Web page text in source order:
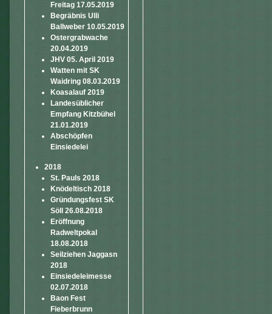
Freitag 17.05.2019
Begräbnis Ulli
Ballweber 10.05.2019
Ostergrabwache
20.04.2019
JHV 05. April 2019
Watten mit SK
Waidring 08.03.2019
Koasalauf 2019
Landesüblicher
Empfang Kitzbühel
21.01.2019
Abschöpfen
Einsiedelei
2018
St. Pauls 2018
Knödeltisch 2018
Gründungsfest SK
Söll 26.08.2018
Eröffnung
Radweltpokal
18.08.2018
Seilziehen Jaggasn
2018
Einsiedeleimesse
02.07.2018
Baon Fest
Fieberbrunn